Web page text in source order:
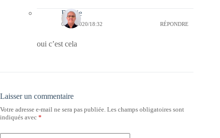
Bernie
04/04/2020/18:32 RÉPONDRE
oui c’est cela
Laisser un commentaire
Votre adresse e-mail ne sera pas publiée. Les champs obligatoires sont
indiqués avec *